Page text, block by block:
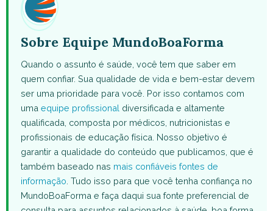
Sobre Equipe MundoBoaForma
Quando o assunto é saúde, você tem que saber em
quem confiar. Sua qualidade de vida e bem-estar devem
ser uma prioridade para você. Por isso contamos com
uma equipe profissional diversificada e altamente
qualificada, composta por médicos, nutricionistas e
profissionais de educação física. Nosso objetivo é
garantir a qualidade do conteúdo que publicamos, que é
também baseado nas mais confiáveis fontes de
informação . Tudo isso para que você tenha confiança no
MundoBoaForma e faça daqui sua fonte preferencial de